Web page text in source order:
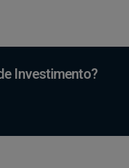
Investimento?